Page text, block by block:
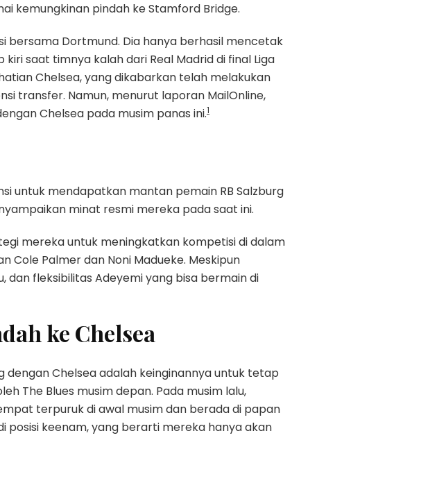
kemungkinan pindah ke Stamford Bridge.
bersama Dortmund. Dia hanya berhasil mencetak
saat timnya kalah dari Real Madrid di final Liga
Chelsea, yang dikabarkan telah melakukan
transfer. Namun, menurut laporan MailOnline,
Chelsea pada musim panas ini.1
untuk mendapatkan mantan pemain RB Salzburg
minat resmi mereka pada saat ini.
mereka untuk meningkatkan kompetisi di dalam
Cole Palmer dan Noni Madueke. Meskipun
dan fleksibilitas Adeyemi yang bisa bermain di
ke Chelsea
Chelsea adalah keinginannya untuk tetap
The Blues musim depan. Pada musim lalu,
terpuruk di awal musim dan berada di papan
posisi keenam, yang berarti mereka hanya akan